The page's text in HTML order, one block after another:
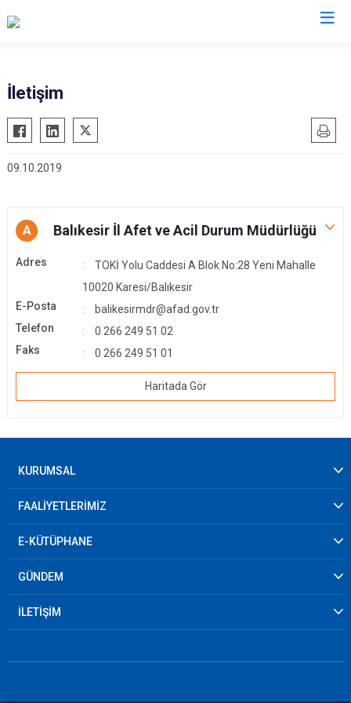
İletişim
09.10.2019
A Balıkesir İl Afet ve Acil Durum Müdürlüğü
Adres
TOKİ Yolu Caddesi A Blok No:28 Yeni Mahalle
10020 Karesi/Balıkesir
E-Posta
balikesirmdr@afad.gov.tr
Telefon
0 266 249 51 02
Faks
0 266 249 51 01
Haritada Gör
KURUMSAL
FAALİYETLERİMİZ
E-KÜTÜPHANE
GÜNDEM
İLETİŞİM